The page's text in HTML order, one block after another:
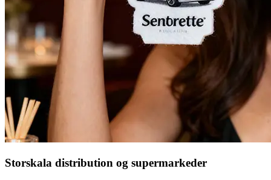
Storskala distribution og supermarkeder